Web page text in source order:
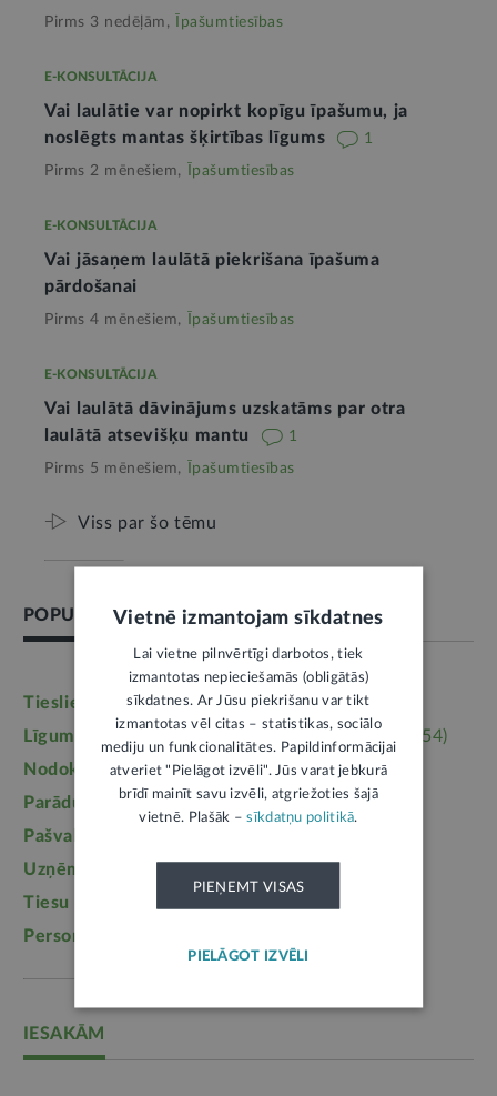
Pirms 3 nedēļām, Īpašumtiesības
E-KONSULTĀCIJA
Vai laulātie var nopirkt kopīgu īpašumu, ja
noslēgts mantas šķirtības līgums
1
Pirms 2 mēnešiem, Īpašumtiesības
E-KONSULTĀCIJA
Vai jāsaņem laulātā piekrišana īpašuma
pārdošanai
Pirms 4 mēnešiem, Īpašumtiesības
E-KONSULTĀCIJA
Vai laulātā dāvinājums uzskatāms par otra
laulātā atsevišķu mantu
1
Pirms 5 mēnešiem, Īpašumtiesības
Viss par šo tēmu
POPULĀRĀKĀS TĒMAS
Tieslietas (6246) Darba tiesības(5764)
Līgumi, dokumenti
Īpašumtiesības
(3954)
Nodokļi
(3710) Mājoklis(3142)
Parādu piedziņa(2558) Labklājība(2254)
Pašvaldības
Uzņēmējdarbība
Tiesu sistēma
Personas dati
IESAKĀM
Vietnē izmantojam sīkdatnes
Lai vietne pilnvērtīgi darbotos, tiek
izmantotas nepieciešamās (obligātās)
sīkdatnes. Ar Jūsu piekrišanu var tikt
izmantotas vēl citas – statistikas, sociālo
mediju un funkcionalitātes. Papildinformācijai
atveriet "Pielāgot izvēli". Jūs varat jebkurā
brīdī mainīt savu izvēli, atgriežoties šajā
vietnē. Plašāk –sīkdatņu politikā.
PIEŅEMT VISAS
PIELĀGOT IZVĒLI